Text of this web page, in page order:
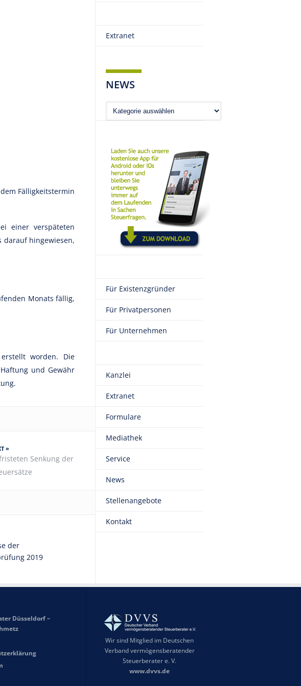
Fälligkeitstermin
einer verspäteten
darauf hingewiesen,
Monats fällig,
worden. Die
und Gewähr
»
Senkung der
der
2019
Extranet
NEWS
News
Für Existenzgründer
Für Privatpersonen
Für Unternehmen
Kanzlei
Extranet
Formulare
Mediathek
Service
News
Stellenangebote
Kontakt
Düsseldorf –
Wir sind Mitglied im Deutschen
Verband vermögensberatender
Steuerberater e. V.
www.dvvs.de